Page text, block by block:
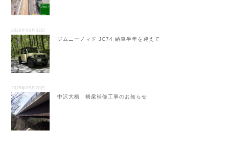
2026年06月02日
ジムニーノマド JC74 納車半年を迎えて
2026年05月28日
中沢大橋 橋梁補修工事のお知らせ